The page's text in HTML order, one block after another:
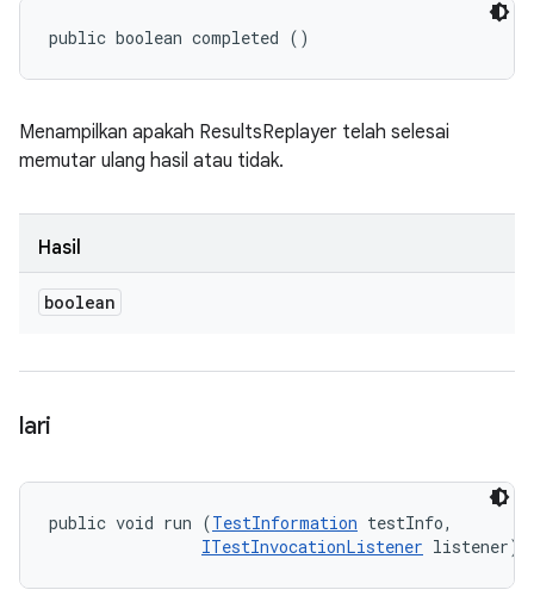
public boolean completed ()
Menampilkan apakah ResultsReplayer telah selesai
memutar ulang hasil atau tidak.
Hasil
boolean
lari
public void run (TestInformation testInfo,
ITestInvocationListener listener)